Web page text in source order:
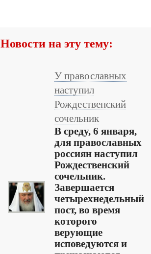
Новости на эту тему:
У православных
наступил
Рождественский
сочельник
В среду, 6 января,
для православных
россиян наступил
Рождественский
сочельник.
Завершается
четырехнедельный
пост, во время
которого
верующие
исповедуются и